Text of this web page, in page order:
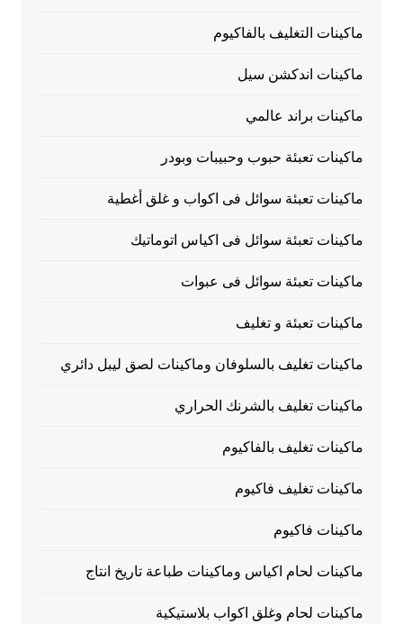
ماكينات التغليف بالفاكيوم
ماكينات اندكشن سيل
ماكينات براند عالمي
ماكينات تعبئة حبوب وحبيبات وبودر
ماكينات تعبئة سوائل فى اكواب و غلق أغطية
ماكينات تعبئة سوائل فى اكياس اتوماتيك
ماكينات تعبئة سوائل فى عبوات
ماكينات تعبئة و تغليف
ماكينات تغليف بالسلوفان وماكينات لصق ليبل دائري
ماكينات تغليف بالشرنك الحراري
ماكينات تغليف بالفاكيوم
ماكينات تغليف فاكيوم
ماكينات فاكيوم
ماكينات لحام اكياس وماكينات طباعة تاريخ انتاج
ماكينات لحام وغلق اكواب بلاستيكية